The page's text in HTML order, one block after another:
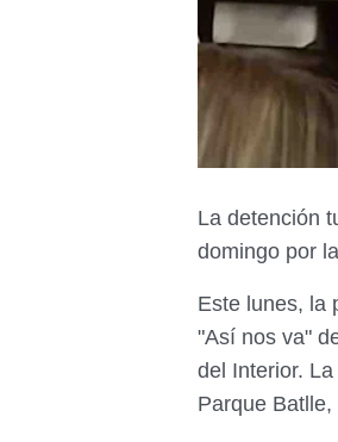
La detención
domingo por
Este lunes, la
"Así nos va"
del Interior.
Parque